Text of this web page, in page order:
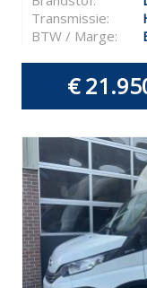
Transmissie:
BTW / Marge:
€